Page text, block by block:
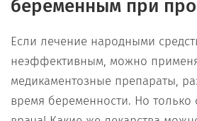
беременным при
Если лечение народными
неэффективным, можно
медикаментозные препараты,
время беременности. Но только